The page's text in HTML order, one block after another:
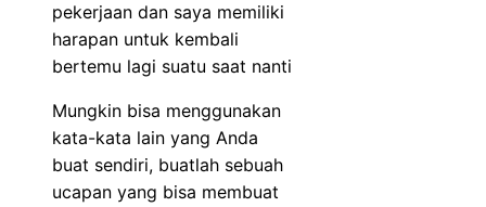
pekerjaan dan saya memiliki
harapan untuk kembali
bertemu lagi suatu saat nanti
Mungkin bisa menggunakan
kata-kata lain yang Anda
buat sendiri, buatlah sebuah
ucapan yang bisa membuat